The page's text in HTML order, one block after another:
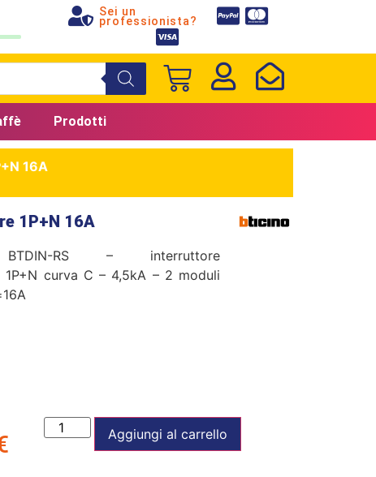
Sei un
professionista?
Prodotti
16A
1P+N 16A
BTDIN-RS – interruttore
1P+N curva C – 4,5kA – 2 moduli
Aggiungi al carrello